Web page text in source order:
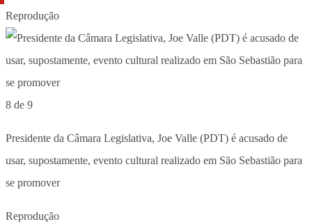
Reprodução
8 de 9
Presidente da Câmara Legislativa, Joe Valle (PDT) é acusado de
usar, supostamente, evento cultural realizado em São Sebastião para
se promover
Reprodução